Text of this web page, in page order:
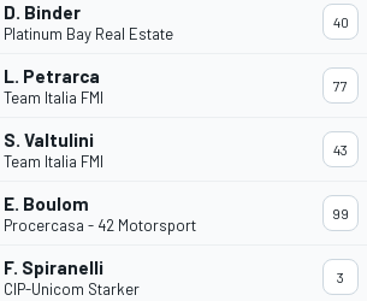
D. Binder
Platinum Bay Real Estate
40
L. Petrarca
Team Italia FMI
77
S. Valtulini
Team Italia FMI
43
E. Boulom
Procercasa - 42 Motorsport
99
F. Spiranelli
CIP-Unicom Starker
3